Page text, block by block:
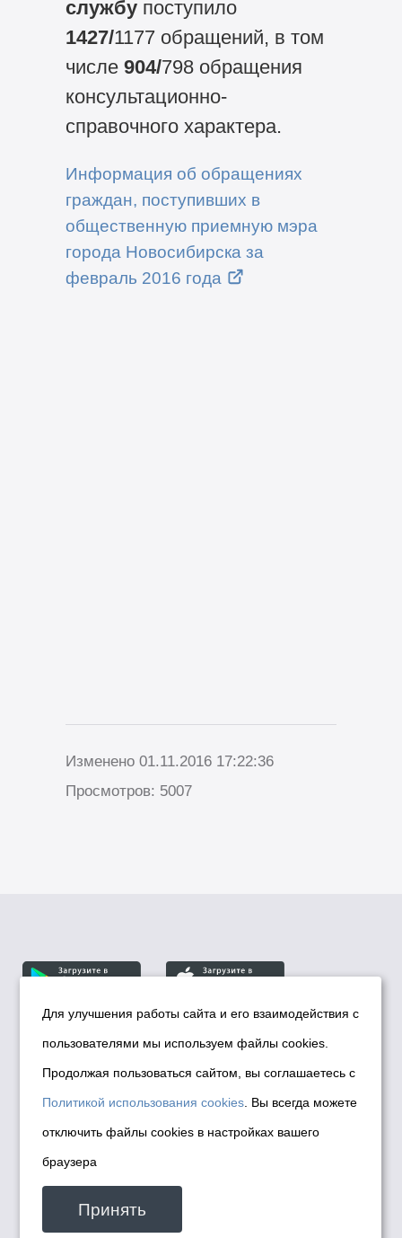
службупоступило
1427/1177 обращений, в том
числе 904/798 обращения
консультационно-
справочного характера.
Информация об обращениях
граждан, поступивших в
общественную приемную мэра
города Новосибирска за
февраль 2016 года
Изменено 01.11.2016 17:22:36
Просмотров: 5007
© Департамент информационной политики мэрии
города Новосибирска, 2026
Политика использования Cookies
Политика по обработке персональных
данных в информационных системах
мэрии города Новосибирска
Техническая поддержка сайта -
malinchukvl@mail.ru
Для улучшения работы сайта и его взаимодействия с
пользователями мы используем файлы cookies.
Продолжая пользоваться сайтом, вы соглашаетесь с
Политикой использования cookies . Вы всегда можете
отключить файлы cookies в настройках вашего
браузера
Принять